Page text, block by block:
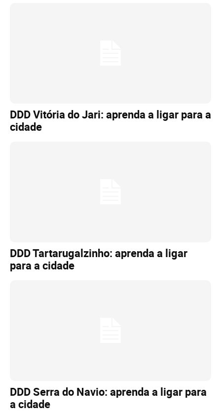
DDD Vitória do Jari: aprenda a ligar para a
cidade
DDD Tartarugalzinho: aprenda a ligar
para a cidade
DDD Serra do Navio: aprenda a ligar para
a cidade